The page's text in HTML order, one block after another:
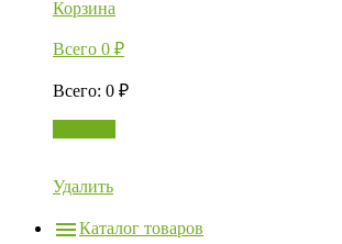
Корзина
Всего 0 ₽
Всего: 0 ₽
Удалить
Каталог товаров